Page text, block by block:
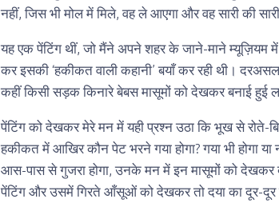
नहीं, जिस भी मोल में मिले, वह ले आएगा और वह सारी की
यह एक पेंटिंग थीं, जो मैंने अपने शहर के जाने-माने म्यूज़ियम
कर इसकी ‘हकीकत वाली कहानी’ बयाँ कर रही थी।
कहीं किसी सड़क किनारे बेबस मासूमों को देखकर बनाई हुई
पेंटिंग को देखकर मेरे मन में यही प्रश्न उठा कि भूख से रोते-
हकीकत में आखिर कौन पेट भरने गया होगा? गया भी होगा
आस-पास से गुजरा होगा, उनके मन में इन मासूमों को देखकर
पेंटिंग और उसमें गिरते आँसूओं को देखकर तो दया का दूर-दूर